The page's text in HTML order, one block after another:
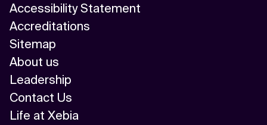
Accessibility Statement
Accreditations
Sitemap
About us
Leadership
Contact Us
Life at Xebia